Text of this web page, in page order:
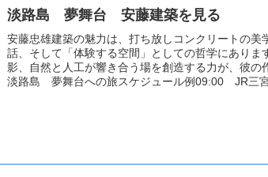
淡路島 夢舞台 安藤建築を見る
安藤忠雄建築の魅力は、打ち放しコンクリートの美
話、そして「体験する空間」としての哲学にありま
影、自然と人工が響き合う場を創造する力が、彼の
淡路島 夢舞台への旅スケジュール例09:00 JR三宮